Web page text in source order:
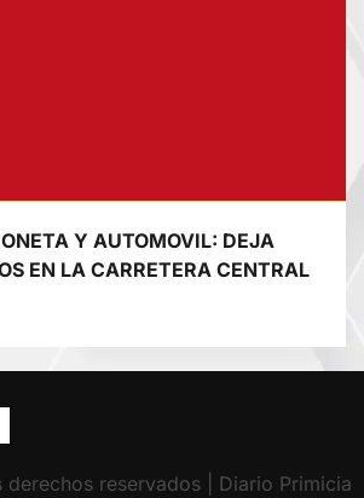
Y AUTOMOVIL: DEJA
EN LA CARRETERA CENTRAL
reservados | Diario Primicia